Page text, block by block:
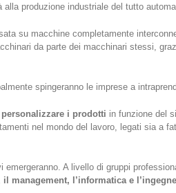
alla produzione industriale del tutto
su macchine completamente
da parte dei macchinari stessi,
spingeranno le imprese a
personalizzare i prodotti in funzione del
nel mondo del lavoro, legati sia a
A livello di gruppi
il management, l’informatica e